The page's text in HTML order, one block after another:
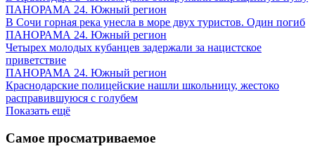
ПАНОРАМА 24. Южный регион
В Сочи горная река унесла в море двух туристов. Один погиб
ПАНОРАМА 24. Южный регион
Четырех молодых кубанцев задержали за нацистское
приветствие
ПАНОРАМА 24. Южный регион
Краснодарские полицейские нашли школьницу, жестоко
расправившуюся с голубем
Показать ещё
Самое просматриваемое